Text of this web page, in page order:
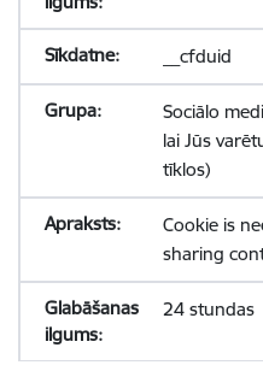
__cfduid
Sociālo
lai Jūs
tīklos)
Cookie is
sharing
24 stundas